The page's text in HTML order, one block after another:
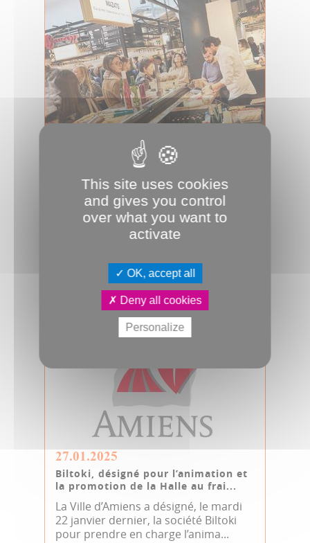
Halle aux frais cherche
commerçants
Désignée par la Ville d’Amiens pour
l’animation, la promotion et la gestion
de la Halle au frais en cours d...
JDA
27.01.2025
Biltoki, désigné pour l’animation et
la promotion de la Halle au frai...
La Ville d’Amiens a désigné, le mardi
22 janvier dernier, la société Biltoki
pour prendre en charge l’anima...
This site uses cookies
and gives you control
over what you want to
activate
OK, accept all
Deny all cookies
Personalize